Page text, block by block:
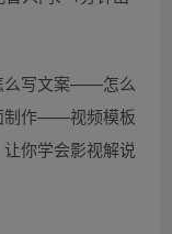
写文案——怎么
作——视频模板
你学会影视解说